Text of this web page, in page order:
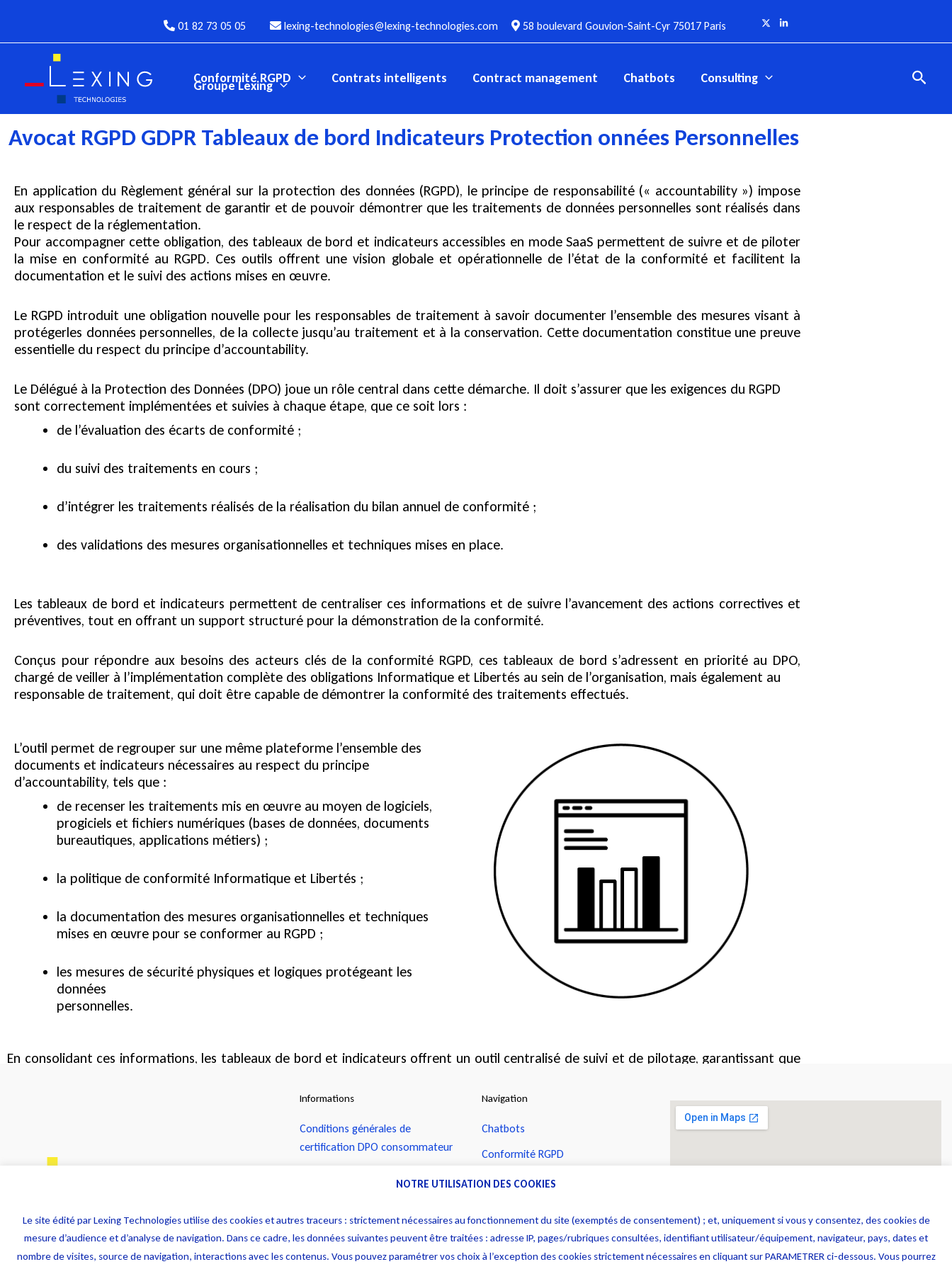
contenu
01 82 73 05 05 lexing-technologies@lexing-technologies.com 58 boulevard Gouvion-Saint-Cyr 75017 Paris
Conformité RGPD Contrats intelligents Contract management Chatbots Consulting
Groupe Lexing
Avocat RGPD GDPR Tableaux de bord Indicateurs Protection onnées Personnelles
En application du Règlement général sur la protection des données (RGPD), le principe de responsabilité (« accountability ») impose
aux responsables de traitement de garantir et de pouvoir démontrer que les traitements de données personnelles sont réalisés dans
le respect de la réglementation.
Pour accompagner cette obligation, des tableaux de bord et indicateurs accessibles en mode SaaS permettent de suivre et de piloter
la mise en conformité au RGPD. Ces outils offrent une vision globale et opérationnelle de l’état de la conformité et facilitent la
documentation et le suivi des actions mises en œuvre.
Le RGPD introduit une obligation nouvelle pour les responsables de traitement à savoir documenter l’ensemble des mesures visant à
protégerles données personnelles, de la collecte jusqu’au traitement et à la conservation. Cette documentation constitue une preuve
essentielle du respect du principe d’accountability.
Le Délégué à la Protection des Données (DPO) joue un rôle central dans cette démarche. Il doit s’assurer que les exigences du RGPD
sont correctement implémentées et suivies à chaque étape, que ce soit lors :
de l’évaluation des écarts de conformité ;
du suivi des traitements en cours ;
d’intégrer les traitements réalisés de la réalisation du bilan annuel de conformité ;
des validations des mesures organisationnelles et techniques mises en place.
Les tableaux de bord et indicateurs permettent de centraliser ces informations et de suivre l’avancement des actions correctives et
préventives, tout en offrant un support structuré pour la démonstration de la conformité.
Conçus pour répondre aux besoins des acteurs clés de la conformité RGPD, ces tableaux de bord s’adressent en priorité au DPO,
chargé de veiller à l’implémentation complète des obligations Informatique et Libertés au sein de l’organisation, mais également au
responsable de traitement, qui doit être capable de démontrer la conformité des traitements effectués.
L’outil permet de regrouper sur une même plateforme l’ensemble des
documents et indicateurs nécessaires au respect du principe
d’accountability, tels que :
de recenser les traitements mis en œuvre au moyen de logiciels,
progiciels et fichiers numériques (bases de données, documents
bureautiques, applications métiers) ;
la politique de conformité Informatique et Libertés ;
la documentation des mesures organisationnelles et techniques
mises en œuvre pour se conformer au RGPD ;
les mesures de sécurité physiques et logiques protégeant les
données
personnelles.
En consolidant ces informations, les tableaux de bord et indicateurs offrent un outil centralisé de suivi et de pilotage, garantissant que
Informations
Conditions générales de
certification DPO consommateur
certification DPO professionnel
Notice légale
Politique de protection des données
Navigation
Chatbots
Conformité RGPD
Contrats intelligents
Copyright © 2026 Lexing Technologies
NOTRE UTILISATION DES COOKIES
Le site édité par Lexing Technologies utilise des cookies et autres traceurs : strictement nécessaires au fonctionnement du site (exemptés de consentement) ; et, uniquement si vous y consentez, des cookies de
mesure d’audience et d’analyse de navigation. Dans ce cadre, les données suivantes peuvent être traitées : adresse IP, pages/rubriques consultées, identifiant utilisateur/équipement, navigateur, pays, dates et
nombre de visites, source de navigation, interactions avec les contenus. Vous pouvez paramétrer vos choix à l’exception des cookies strictement nécessaires en cliquant sur PARAMETRER ci-dessous. Vous pourrez